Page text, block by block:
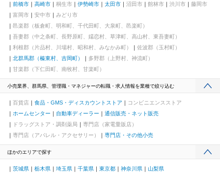
前橋市 高崎市 桐生市 伊勢崎市 太田市 沼田市 館林市 渋川市
藤岡市
富岡市
安中市
みどり市
邑楽郡（板倉町、明和町、千代田町、大泉町、邑楽町）
吾妻郡（中之条町、長野原町、嬬恋村、草津町、高山村、東吾妻町）
利根郡（片品村、川場村、昭和村、みなかみ町）
佐波郡（玉村町）
北群馬郡（榛東村、吉岡町）
多野郡（上野村、神流町）
甘楽郡（下仁田町、南牧村、甘楽町）
小売業界、群馬県、管理職・マネジャーの転職・求人情報を業種で絞り込む
百貨店 食品・GMS・ディスカウントストア
コンビニエンスストア
ホームセンター
自動車ディーラー
通信販売・ネット販売
ドラッグストア・調剤薬局
専門店（家電量販店）
専門店（アパレル・アクセサリー）
専門店・その他小売
ほかのエリアで探す
茨城県 栃木県 埼玉県 千葉県 東京都 神奈川県 山梨県